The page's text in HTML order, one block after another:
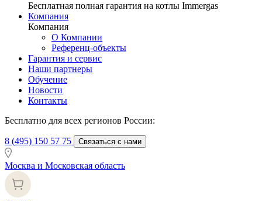
Бесплатная полная гарантия на котлы Immergas
Компания
Компания
О Компании
Референц-объекты
Гарантия и сервис
Наши партнеры
Обучение
Новости
Контакты
Бесплатно для всех регионов России:
8 (495) 150 57 75 Связаться с нами
Москва и Московская область